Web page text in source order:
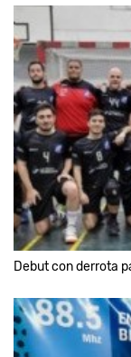
Debut con derrota